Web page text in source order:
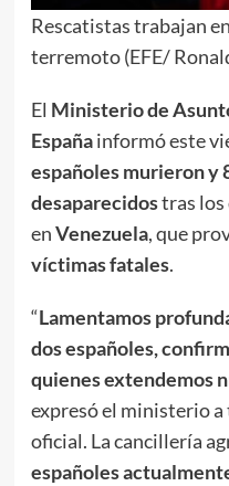
Rescatistas trabajan
terremoto (EFE/
El Ministerio de
Españainformó este
españoles murieron y
desaparecidostras los
enVenezuela, que
víctimas fatales.
“Lamentamos
dos españoles,
quienes extendemos
expresó el ministerio
oficial. La cancillería
españoles